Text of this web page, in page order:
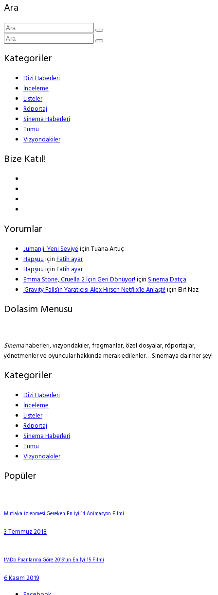
Ara
Kategoriler
Dizi Haberleri
İnceleme
Listeler
Röportaj
Sinema Haberleri
Tümü
Vizyondakiler
Bize Katıl!
Yorumlar
Jumanji: Yeni SeviyeiçinTuana Artuç
HapşuuiçinFatih ayar
HapşuuiçinFatih ayar
Emma Stone, Cruella 2 İçin Geri Dönüyor!içinSinema Datça
‘Gravity Falls’ın Yaratıcısı Alex Hirsch Netflix’le Anlaştı!içinElif Naz
Dolasim Menusu
Sinemahaberleri, vizyondakiler, fragmanlar, özel dosyalar, röportajlar,
yönetmenler ve oyuncular hakkında merak edilenler… Sinemaya dair her şey!
Kategoriler
Dizi Haberleri
İnceleme
Listeler
Röportaj
Sinema Haberleri
Tümü
Vizyondakiler
Popüler
Mutlaka İzlenmesi Gereken En İyi 14 Animasyon Filmi
3 Temmuz 2018
IMDb Puanlarına Göre 2019’un En İyi 15 Filmi
6 Kasım 2019